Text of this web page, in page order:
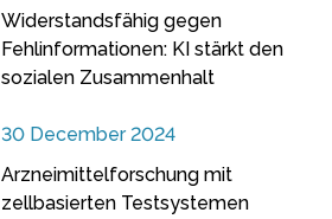
Widerstandsfähig gegen
Fehlinformationen: KI stärkt den
sozialen Zusammenhalt
30 December 2024
Arzneimittelforschung mit
zellbasierten Testsystemen